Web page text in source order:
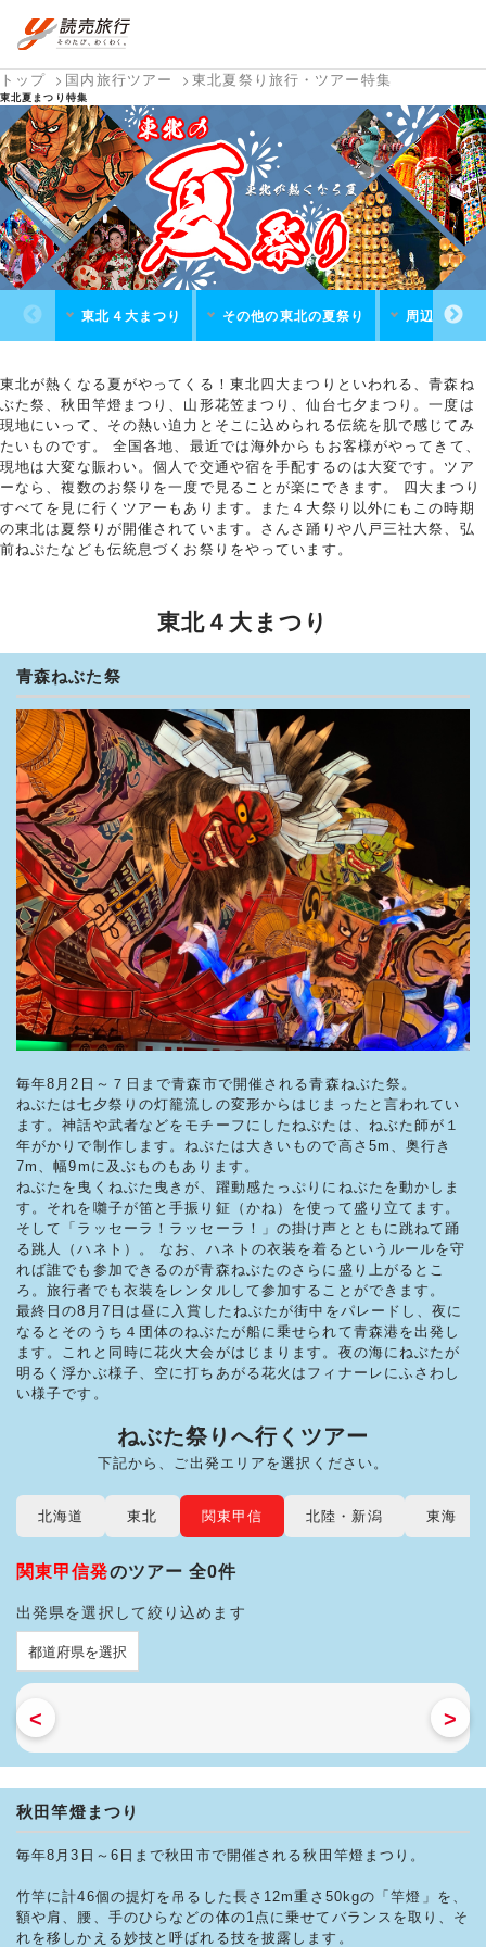
国内旅行トップ
国内旅行を
探す
バスツアー
を探す
個人旅行
（ブーケ）
を探す
ダイナミッ
クパッケー
ジを探す
ホテル・宿
を探す
国内特集か
ら探す
テーマから
探す
写真から探
す
海外旅行トップ
海外特集か
ら探す
テーマから
探す
おまかせプラン
航空券+観光
航空券+宿泊
フリーワード
検索する
トップ 国内旅行ツアー 東北夏祭り旅行・ツアー特集
東北夏まつり特集
東北４大まつり その他の東北の夏祭り 周辺観光地
東北が熱くなる夏がやってくる！東北四大まつりといわれる、青森ね
ぶた祭、秋田竿燈まつり、山形花笠まつり、仙台七夕まつり。一度は
現地にいって、その熱い迫力とそこに込められる伝統を肌で感じてみ
たいものです。 全国各地、最近では海外からもお客様がやってきて、
現地は大変な賑わい。個人で交通や宿を手配するのは大変です。ツア
ーなら、複数のお祭りを一度で見ることが楽にできます。 四大まつり
すべてを見に行くツアーもあります。また４大祭り以外にもこの時期
の東北は夏祭りが開催されています。さんさ踊りや八戸三社大祭、弘
前ねぷたなども伝統息づくお祭りをやっています。
東北４大まつり
青森ねぶた祭
毎年8月2日～７日まで青森市で開催される青森ねぶた祭。
ねぶたは七夕祭りの灯籠流しの変形からはじまったと言われてい
ます。神話や武者などをモチーフにしたねぶたは、ねぶた師が１
年がかりで制作します。ねぶたは大きいもので高さ5m、奥行き
7m、幅9mに及ぶものもあります。
ねぶたを曳くねぶた曳きが、躍動感たっぷりにねぶたを動かしま
す。それを囃子が笛と手振り鉦（かね）を使って盛り立てます。
そして「ラッセーラ！ラッセーラ！」の掛け声とともに跳ねて踊
る跳人（ハネト）。 なお、ハネトの衣装を着るというルールを守
れば誰でも参加できるのが青森ねぶたのさらに盛り上がるとこ
ろ。旅行者でも衣装をレンタルして参加することができます。
最終日の8月7日は昼に入賞したねぶたが街中をパレードし、夜に
なるとそのうち４団体のねぶたが船に乗せられて青森港を出発し
ます。これと同時に花火大会がはじまります。夜の海にねぶたが
明るく浮かぶ様子、空に打ちあがる花火はフィナーレにふさわし
い様子です。
ねぶた祭りへ行くツアー
下記から、ご出発エリアを選択ください。
北海道 東北 関東甲信 北陸・新潟 東海
関東甲信発のツアー 全0件
出発県を選択して絞り込めます
< >
秋田竿燈まつり
毎年8月3日～6日まで秋田市で開催される秋田竿燈まつり。
竹竿に計46個の提灯を吊るした長さ12m重さ50kgの「竿燈」を、
額や肩、腰、手のひらなどの体の1点に乗せてバランスを取り、そ
れを移しかえる妙技と呼ばれる技を披露します。